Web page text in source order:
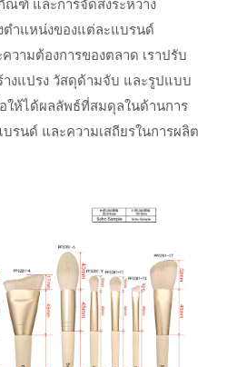
ณฑ์ และการจัดส่งระหว่าง
ตำแหน่งของแต่ละแบรนด์
ามต้องการของตลาด เราปรับ
างแปรง วัสดุด้ามจับ และรูปแบบ
ห้ได้ผลลัพธ์ที่สมดุลในด้านการ
รนด์ และความเสถียรในการผลิต